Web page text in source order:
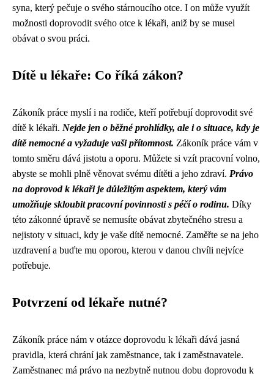
syna, který pečuje o svého stárnoucího otce. I on může využít
možnosti doprovodit svého otce k lékaři, aniž by se musel
obávat o svou práci.
Dítě u lékaře: Co říká zákon?
Zákoník práce myslí i na rodiče, kteří potřebují doprovodit své
dítě k lékaři. Nejde jen o běžné prohlídky, ale i o situace, kdy je
dítě nemocné a vyžaduje vaši přítomnost. Zákoník práce vám v
tomto směru dává jistotu a oporu. Můžete si vzít pracovní volno,
abyste se mohli plně věnovat svému dítěti a jeho zdraví. Právo
na doprovod k lékaři je důležitým aspektem, který vám
umožňuje skloubit pracovní povinnosti s péčí o rodinu. Díky
této zákonné úpravě se nemusíte obávat zbytečného stresu a
nejistoty v situaci, kdy je vaše dítě nemocné. Zaměřte se na jeho
uzdravení a buďte mu oporou, kterou v danou chvíli nejvíce
potřebuje.
Potvrzení od lékaře nutné?
Zákoník práce nám v otázce doprovodu k lékaři dává jasná
pravidla, která chrání jak zaměstnance, tak i zaměstnavatele.
Zaměstnanec má právo na nezbytně nutnou dobu doprovodu k